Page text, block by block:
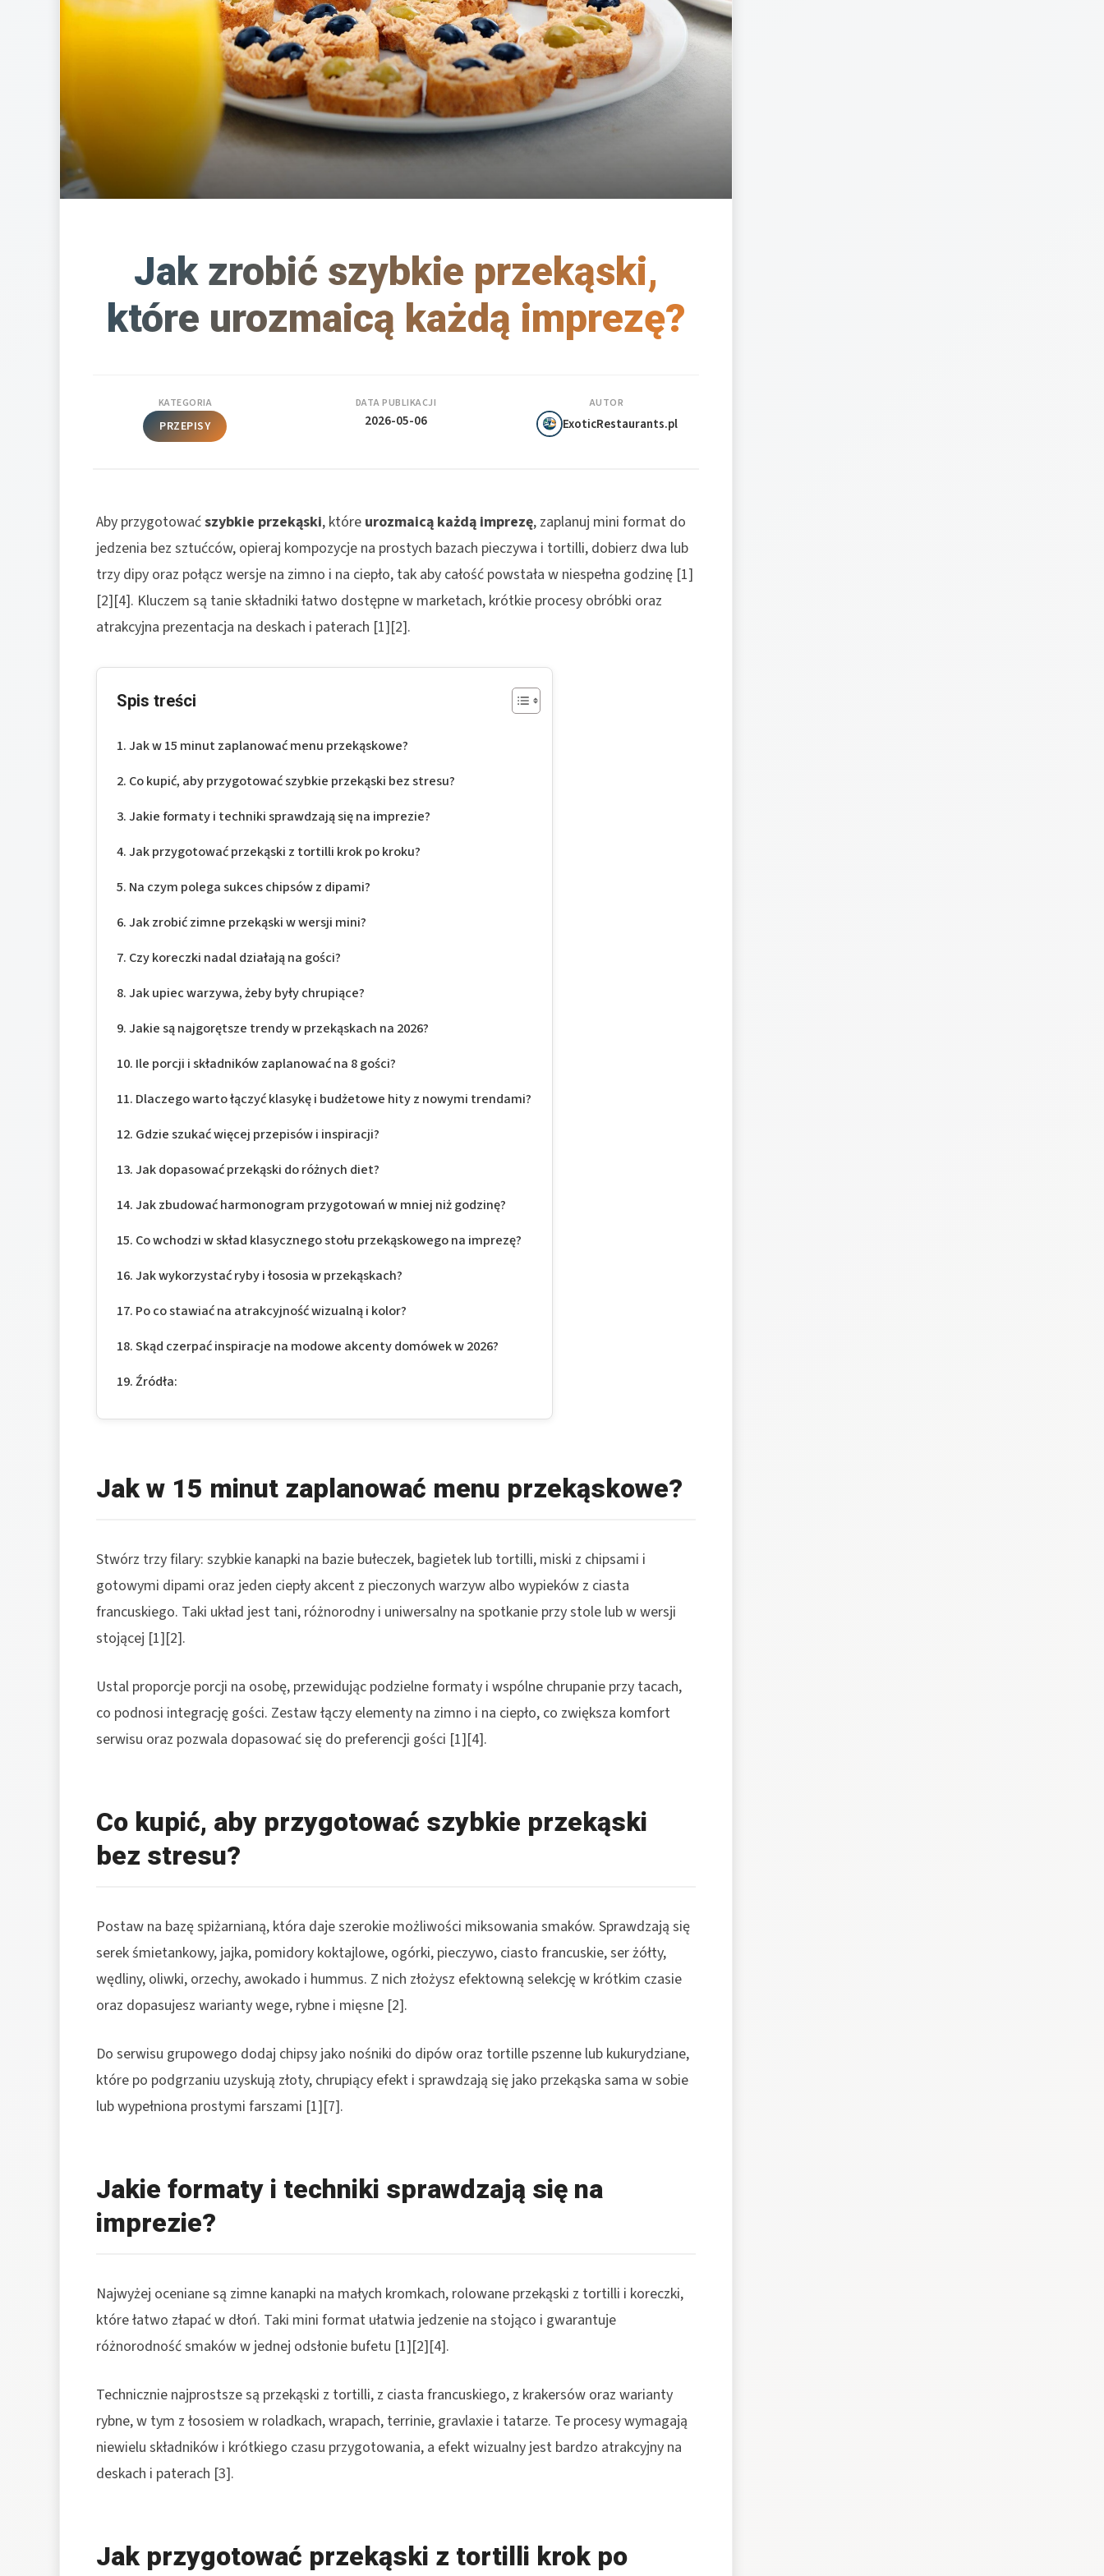
Jak zrobić szybkie przekąski,
które urozmaicą każdą imprezę?
KATEGORIA
PRZEPISY
DATA PUBLIKACJI
2026-05-06
AUTOR
ExoticRestaurants.pl
Aby przygotowaćszybkie przekąski, które urozmaicą każdą imprezę, zaplanuj mini format do
jedzenia bez sztućców, opieraj kompozycje na prostych bazach pieczywa i tortilli, dobierz dwa lub
trzy dipy oraz połącz wersje na zimno i na ciepło, tak aby całość powstała w niespełna godzinę [1]
[2][4]. Kluczem są tanie składniki łatwo dostępne w marketach, krótkie procesy obróbki oraz
atrakcyjna prezentacja na deskach i paterach [1][2].
Spis treści
Jak w 15 minut zaplanować menu przekąskowe?
Co kupić, aby przygotować szybkie przekąski bez stresu?
Jakie formaty i techniki sprawdzają się na imprezie?
Jak przygotować przekąski z tortilli krok po kroku?
Na czym polega sukces chipsów z dipami?
Jak zrobić zimne przekąski w wersji mini?
Czy koreczki nadal działają na gości?
Jak upiec warzywa, żeby były chrupiące?
Jakie są najgorętsze trendy w przekąskach na 2026?
Ile porcji i składników zaplanować na 8 gości?
Dlaczego warto łączyć klasykę i budżetowe hity z nowymi trendami?
Gdzie szukać więcej przepisów i inspiracji?
Jak dopasować przekąski do różnych diet?
Jak zbudować harmonogram przygotowań w mniej niż godzinę?
Co wchodzi w skład klasycznego stołu przekąskowego na imprezę?
Jak wykorzystać ryby i łososia w przekąskach?
Po co stawiać na atrakcyjność wizualną i kolor?
Skąd czerpać inspiracje na modowe akcenty domówek w 2026?
Źródła:
Jak w 15 minut zaplanować menu przekąskowe?
Stwórz trzy filary: szybkie kanapki na bazie bułeczek, bagietek lub tortilli, miski z chipsami i
gotowymi dipami oraz jeden ciepły akcent z pieczonych warzyw albo wypieków z ciasta
francuskiego. Taki układ jest tani, różnorodny i uniwersalny na spotkanie przy stole lub w wersji
stojącej [1][2].
Ustal proporcje porcji na osobę, przewidując podzielne formaty i wspólne chrupanie przy tacach,
co podnosi integrację gości. Zestaw łączy elementy na zimno i na ciepło, co zwiększa komfort
serwisu oraz pozwala dopasować się do preferencji gości [1][4].
Co kupić, aby przygotować szybkie przekąski
bez stresu?
Postaw na bazę spiżarnianą, która daje szerokie możliwości miksowania smaków. Sprawdzają się
serek śmietankowy, jajka, pomidory koktajlowe, ogórki, pieczywo, ciasto francuskie, ser żółty,
wędliny, oliwki, orzechy, awokado i hummus. Z nich złożysz efektowną selekcję w krótkim czasie
oraz dopasujesz warianty wege, rybne i mięsne [2].
Do serwisu grupowego dodaj chipsy jako nośniki do dipów oraz tortille pszenne lub kukurydziane,
które po podgrzaniu uzyskują złoty, chrupiący efekt i sprawdzają się jako przekąska sama w sobie
lub wypełniona prostymi farszami [1][7].
Jakie formaty i techniki sprawdzają się na
imprezie?
Najwyżej oceniane są zimne kanapki na małych kromkach, rolowane przekąski z tortilli i koreczki,
które łatwo złapać w dłoń. Taki mini format ułatwia jedzenie na stojąco i gwarantuje
różnorodność smaków w jednej odsłonie bufetu [1][2][4].
Technicznie najprostsze są przekąski z tortilli, z ciasta francuskiego, z krakersów oraz warianty
rybne, w tym z łososiem w roladkach, wrapach, terrinie, gravlaxie i tatarze. Te procesy wymagają
niewielu składników i krótkiego czasu przygotowania, a efekt wizualny jest bardzo atrakcyjny na
deskach i paterach [3].
Jak przygotować przekąski z tortilli krok po